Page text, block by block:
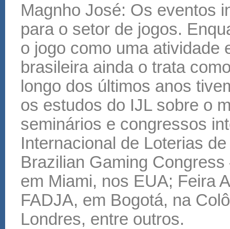
Magnho José: Os eventos
para o setor de jogos.
o jogo como uma atividade
brasileira ainda o trata
longo dos últimos anos
os estudos do IJL sobre o
seminários e congressos
Internacional de Loterias
Brazilian Gaming
em Miami, nos EUA; Feira
FADJA, em Bogotá, na
Londres, entre outros.